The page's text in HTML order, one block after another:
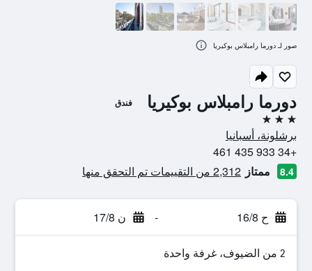
دورما رامبلاس بوكيريا فندق
3 نجوم
برشلونة، أسبانيا
+34 933 435 461
8.4 ممتاز 2,312 من التقييمات تم التحقق منها
ح 16/8 - ن 17/8
2 من الضيوف، غرفة واحدة
صور لـ دورما رامبلاس بوكيريا